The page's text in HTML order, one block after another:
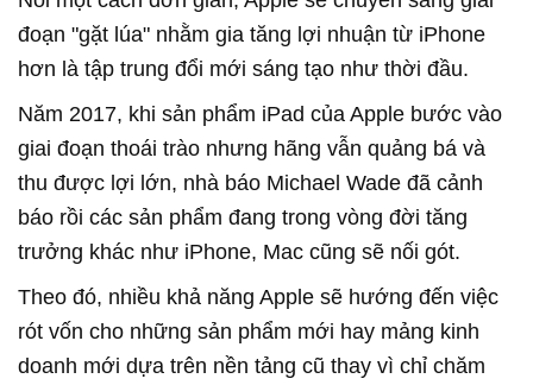
đoạn "gặt lúa" nhằm gia tăng lợi nhuận từ iPhone
hơn là tập trung đổi mới sáng tạo như thời đầu.
Năm 2017, khi sản phẩm iPad của Apple bước vào
giai đoạn thoái trào nhưng hãng vẫn quảng bá và
thu được lợi lớn, nhà báo Michael Wade đã cảnh
báo rồi các sản phẩm đang trong vòng đời tăng
trưởng khác như iPhone, Mac cũng sẽ nối gót.
Theo đó, nhiều khả năng Apple sẽ hướng đến việc
rót vốn cho những sản phẩm mới hay mảng kinh
doanh mới dựa trên nền tảng cũ thay vì chỉ chăm